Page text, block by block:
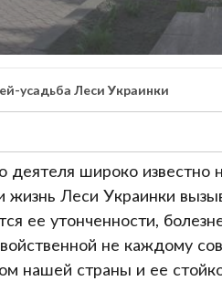
усадьба Леси Украинки
деятеля широко известно
жизнь Леси Украинки
ее утонченности,
не каждому
нашей страны и ее